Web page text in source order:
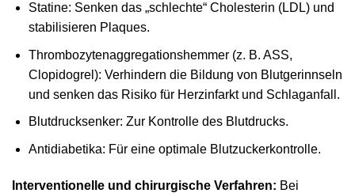
Statine: Senken das „schlechte“ Cholesterin (LDL) und
stabilisieren Plaques.
Thrombozytenaggregationshemmer (z. B. ASS,
Clopidogrel): Verhindern die Bildung von Blutgerinnseln
und senken das Risiko für Herzinfarkt und Schlaganfall.
Blutdrucksenker: Zur Kontrolle des Blutdrucks.
Antidiabetika: Für eine optimale Blutzuckerkontrolle.
Interventionelle und chirurgische Verfahren: Bei